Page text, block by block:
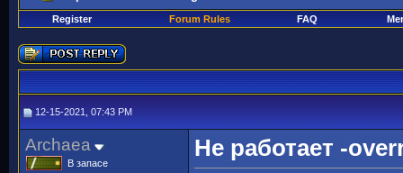
Register Forum Rules FAQ
12-15-2021, 07:43 PM
Archaea
В запасе
Не работает -